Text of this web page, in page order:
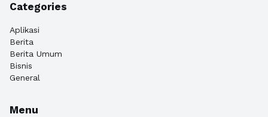
Categories
Aplikasi
Berita
Berita Umum
Bisnis
General
Menu